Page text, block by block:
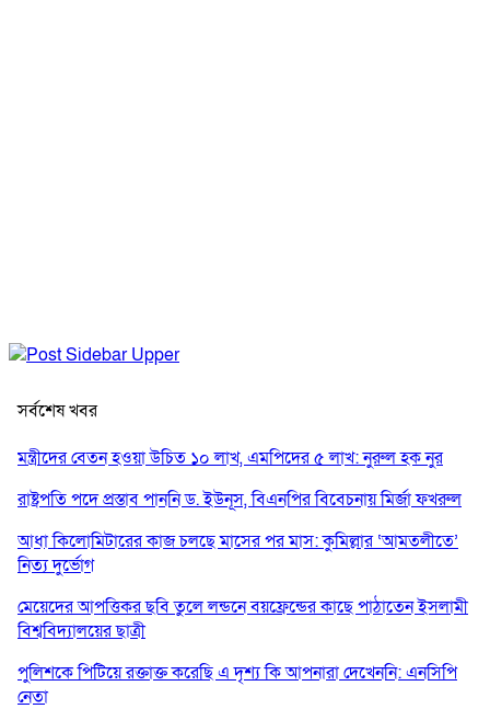
সর্বশেষ খবর
মন্ত্রীদের বেতন হওয়া উচিত ১০ লাখ, এমপিদের ৫ লাখ: নুরুল হক নুর
রাষ্ট্রপতি পদে প্রস্তাব পাননি ড. ইউনূস, বিএনপির বিবেচনায় মির্জা ফখরুল
আধা কিলোমিটারের কাজ চলছে মাসের পর মাস: কুমিল্লার ‘আমতলীতে’
নিত্য দুর্ভোগ
মেয়েদের আপত্তিকর ছবি তুলে লন্ডনে বয়ফ্রেন্ডের কাছে পাঠাতেন ইসলামী
বিশ্ববিদ্যালয়ের ছাত্রী
পুলিশকে পিটিয়ে রক্তাক্ত করেছি এ দৃশ্য কি আপনারা দেখেননি: এনসিপি
নেতা